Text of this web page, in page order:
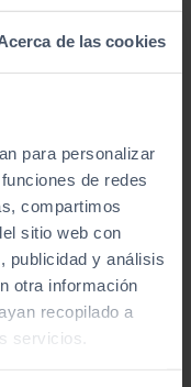
de las cookies
para personalizar
de redes
compartimos
sitio web con
publicidad y análisis
otra información
recopilado a
servicios.
34.990
32.990
392
€/mes